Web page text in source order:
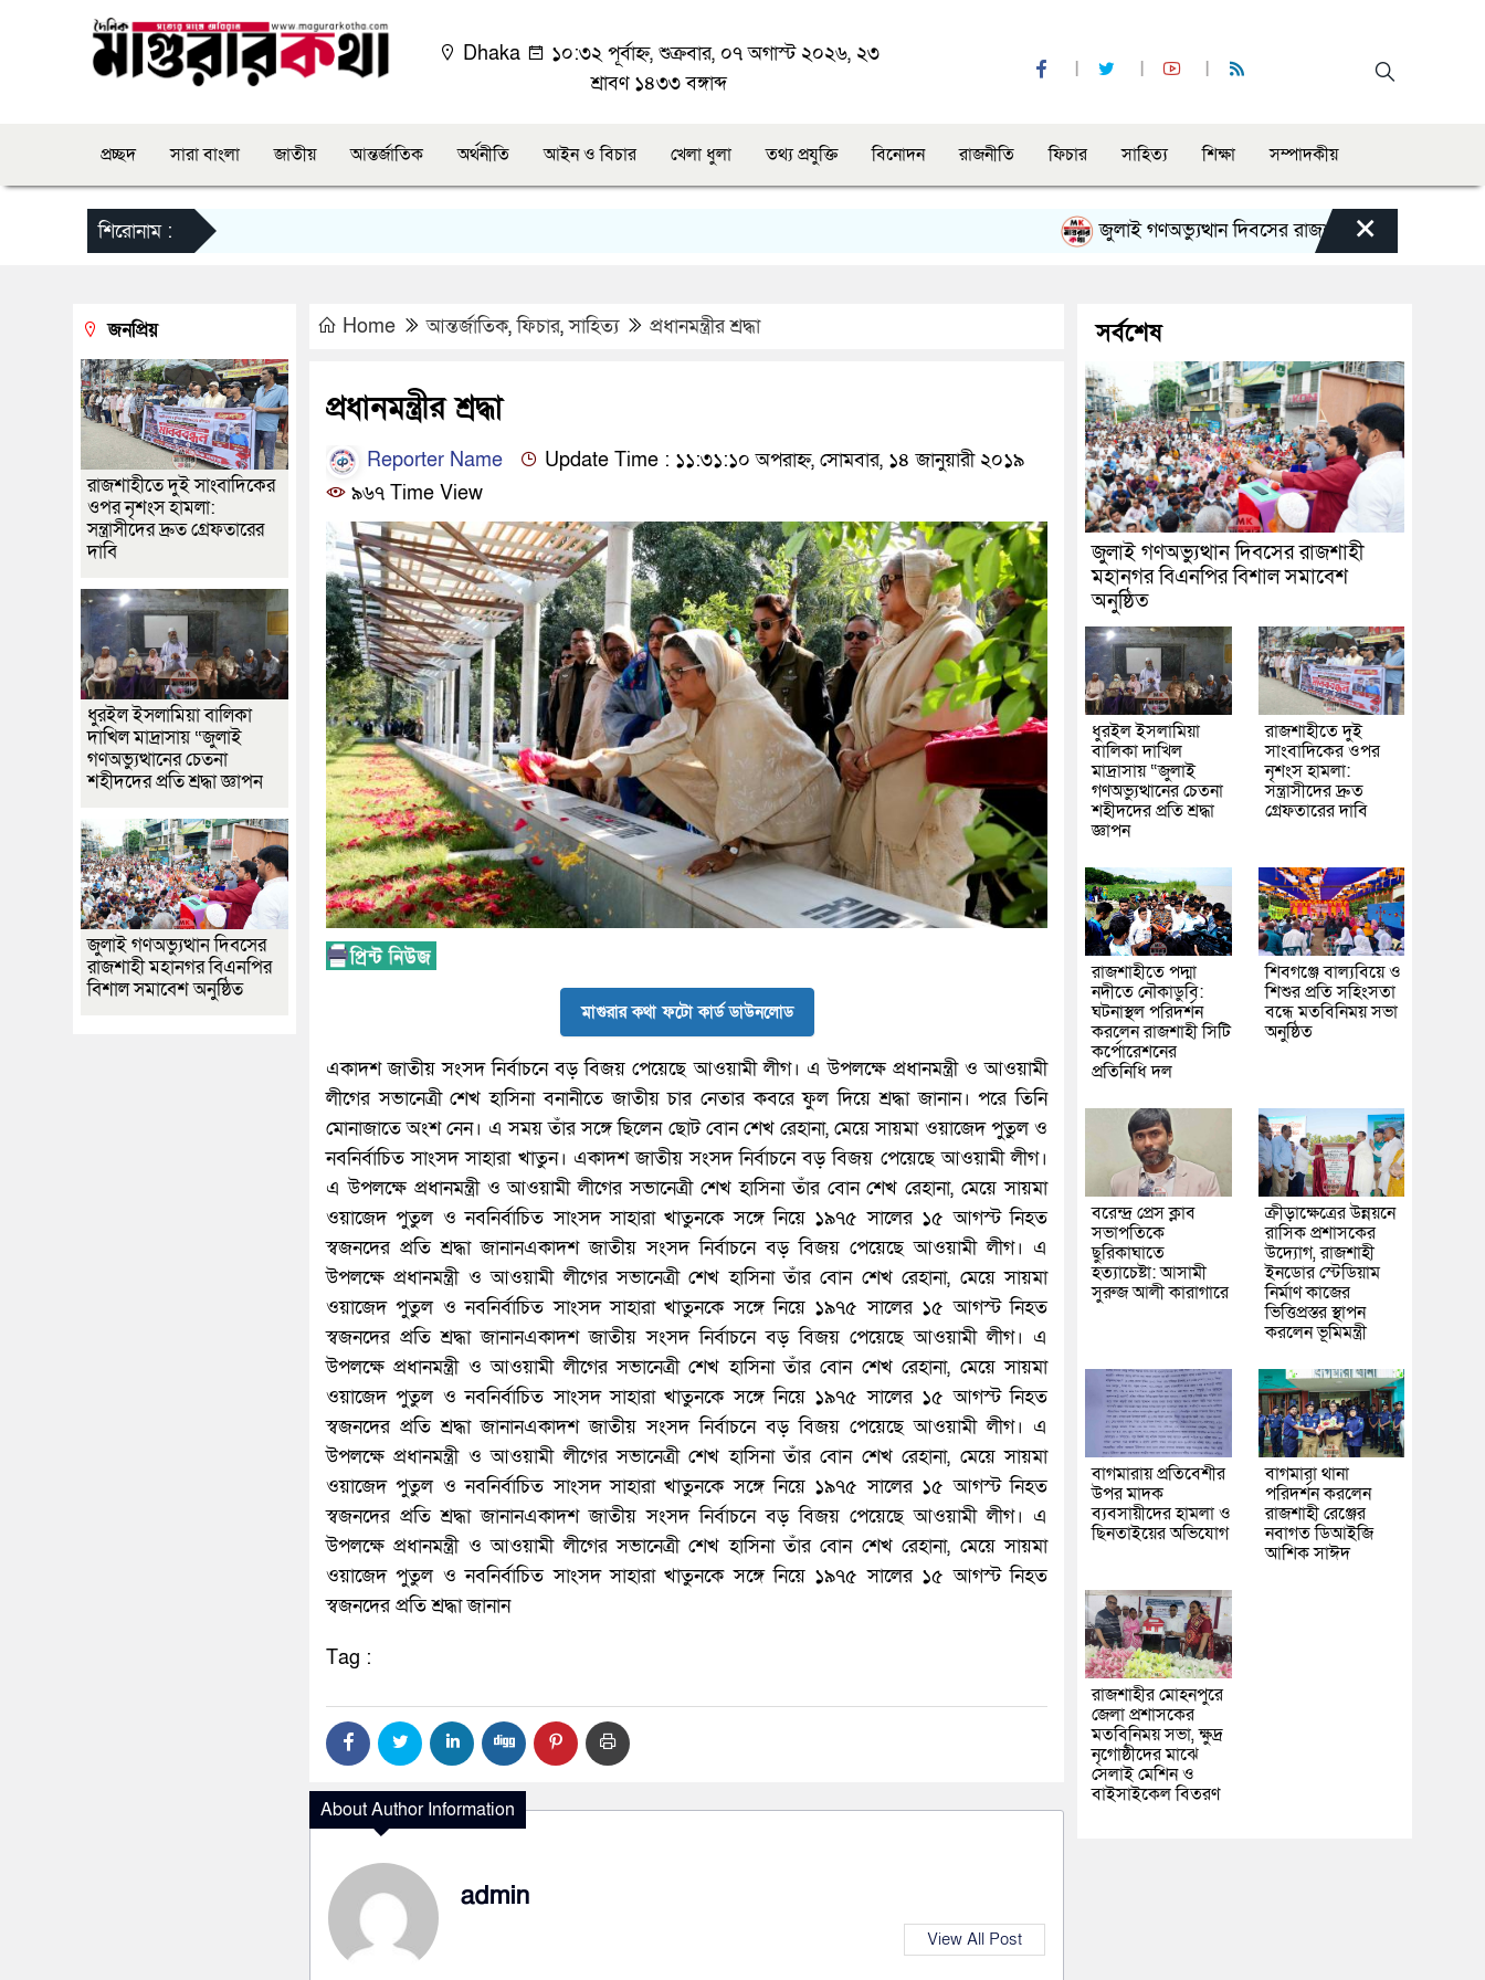
Dhaka
১০:৩২ পূর্বাহ্ন, শুক্রবার, ০৭ অগাস্ট ২০২৬, ২৩
শ্রাবণ ১৪৩৩ বঙ্গাব্দ
প্রচ্ছদ সারা বাংলা জাতীয় আন্তর্জাতিক অর্থনীতি আইন ও বিচার খেলা ধুলা তথ্য প্রযুক্তি বিনোদন রাজনীতি ফিচার সাহিত্য শিক্ষা সম্পাদকীয়
শিরোনাম : জুলাই গণঅভ্যুত্থান দিবসের রাজশাহী মহানগর বিএনপির
×
Home আন্তর্জাতিক,ফিচার,সাহিত্য প্রধানমন্ত্রীর শ্রদ্ধা
প্রধানমন্ত্রীর শ্রদ্ধা
Reporter Name
Update Time : ১১:৩১:১০ অপরাহ্ন, সোমবার, ১৪ জানুয়ারী ২০১৯
৯৬৭ Time View
মাগুরার কথা ফটো কার্ড ডাউনলোড
একাদশ জাতীয় সংসদ নির্বাচনে বড় বিজয় পেয়েছে আওয়ামী লীগ। এ উপলক্ষে প্রধানমন্ত্রী ও আওয়ামী
লীগের সভানেত্রী শেখ হাসিনা বনানীতে জাতীয় চার নেতার কবরে ফুল দিয়ে শ্রদ্ধা জানান। পরে তিনি
মোনাজাতে অংশ নেন। এ সময় তাঁর সঙ্গে ছিলেন ছোট বোন শেখ রেহানা, মেয়ে সায়মা ওয়াজেদ পুতুল ও
নবনির্বাচিত সাংসদ সাহারা খাতুন। একাদশ জাতীয় সংসদ নির্বাচনে বড় বিজয় পেয়েছে আওয়ামী লীগ।
এ উপলক্ষে প্রধানমন্ত্রী ও আওয়ামী লীগের সভানেত্রী শেখ হাসিনা তাঁর বোন শেখ রেহানা, মেয়ে সায়মা
ওয়াজেদ পুতুল ও নবনির্বাচিত সাংসদ সাহারা খাতুনকে সঙ্গে নিয়ে ১৯৭৫ সালের ১৫ আগস্ট নিহত
স্বজনদের প্রতি শ্রদ্ধা জানানএকাদশ জাতীয় সংসদ নির্বাচনে বড় বিজয় পেয়েছে আওয়ামী লীগ। এ
উপলক্ষে প্রধানমন্ত্রী ও আওয়ামী লীগের সভানেত্রী শেখ হাসিনা তাঁর বোন শেখ রেহানা, মেয়ে সায়মা
ওয়াজেদ পুতুল ও নবনির্বাচিত সাংসদ সাহারা খাতুনকে সঙ্গে নিয়ে ১৯৭৫ সালের ১৫ আগস্ট নিহত
স্বজনদের প্রতি শ্রদ্ধা জানানএকাদশ জাতীয় সংসদ নির্বাচনে বড় বিজয় পেয়েছে আওয়ামী লীগ। এ
উপলক্ষে প্রধানমন্ত্রী ও আওয়ামী লীগের সভানেত্রী শেখ হাসিনা তাঁর বোন শেখ রেহানা, মেয়ে সায়মা
ওয়াজেদ পুতুল ও নবনির্বাচিত সাংসদ সাহারা খাতুনকে সঙ্গে নিয়ে ১৯৭৫ সালের ১৫ আগস্ট নিহত
স্বজনদের প্রতি শ্রদ্ধা জানানএকাদশ জাতীয় সংসদ নির্বাচনে বড় বিজয় পেয়েছে আওয়ামী লীগ। এ
উপলক্ষে প্রধানমন্ত্রী ও আওয়ামী লীগের সভানেত্রী শেখ হাসিনা তাঁর বোন শেখ রেহানা, মেয়ে সায়মা
ওয়াজেদ পুতুল ও নবনির্বাচিত সাংসদ সাহারা খাতুনকে সঙ্গে নিয়ে ১৯৭৫ সালের ১৫ আগস্ট নিহত
স্বজনদের প্রতি শ্রদ্ধা জানানএকাদশ জাতীয় সংসদ নির্বাচনে বড় বিজয় পেয়েছে আওয়ামী লীগ। এ
উপলক্ষে প্রধানমন্ত্রী ও আওয়ামী লীগের সভানেত্রী শেখ হাসিনা তাঁর বোন শেখ রেহানা, মেয়ে সায়মা
ওয়াজেদ পুতুল ও নবনির্বাচিত সাংসদ সাহারা খাতুনকে সঙ্গে নিয়ে ১৯৭৫ সালের ১৫ আগস্ট নিহত
স্বজনদের প্রতি শ্রদ্ধা জানান
Tag :
About Author Information
admin
View All Post
জনপ্রিয়
রাজশাহীতে দুই সাংবাদিকের
ওপর নৃশংস হামলা:
সন্ত্রাসীদের দ্রুত গ্রেফতারের
দাবি
ধুরইল ইসলামিয়া বালিকা
দাখিল মাদ্রাসায় “জুলাই
গণঅভ্যুত্থানের চেতনা
শহীদদের প্রতি শ্রদ্ধা জ্ঞাপন
জুলাই গণঅভ্যুত্থান দিবসের
রাজশাহী মহানগর বিএনপির
বিশাল সমাবেশ অনুষ্ঠিত
সর্বশেষ
জুলাই গণঅভ্যুত্থান দিবসের রাজশাহী
মহানগর বিএনপির বিশাল সমাবেশ
অনুষ্ঠিত
ধুরইল ইসলামিয়া
বালিকা দাখিল
মাদ্রাসায় “জুলাই
গণঅভ্যুত্থানের চেতনা
শহীদদের প্রতি শ্রদ্ধা
জ্ঞাপন
রাজশাহীতে দুই
সাংবাদিকের ওপর
নৃশংস হামলা:
সন্ত্রাসীদের দ্রুত
গ্রেফতারের দাবি
রাজশাহীতে পদ্মা
নদীতে নৌকাডুবি:
ঘটনাস্থল পরিদর্শন
করলেন রাজশাহী সিটি
কর্পোরেশনের
প্রতিনিধি দল
শিবগঞ্জে বাল্যবিয়ে ও
শিশুর প্রতি সহিংসতা
বন্ধে মতবিনিময় সভা
অনুষ্ঠিত
বরেন্দ্র প্রেস ক্লাব
সভাপতিকে
ছুরিকাঘাতে
হত্যাচেষ্টা: আসামী
সুরুজ আলী কারাগারে
ক্রীড়াক্ষেত্রের উন্নয়নে
রাসিক প্রশাসকের
উদ্যোগ, রাজশাহী
ইনডোর স্টেডিয়াম
নির্মাণ কাজের
ভিত্তিপ্রস্তর স্থাপন
করলেন ভূমিমন্ত্রী
বাগমারায় প্রতিবেশীর
উপর মাদক
ব্যবসায়ীদের হামলা ও
ছিনতাইয়ের অভিযোগ
বাগমারা থানা
পরিদর্শন করলেন
রাজশাহী রেঞ্জের
নবাগত ডিআইজি
আশিক সাঈদ
রাজশাহীর মোহনপুরে
জেলা প্রশাসকের
মতবিনিময় সভা, ক্ষুদ্র
নৃগোষ্ঠীদের মাঝে
সেলাই মেশিন ও
বাইসাইকেল বিতরণ